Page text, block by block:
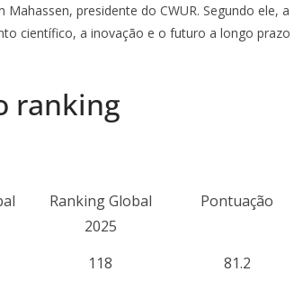
Mahassen, presidente do CWUR. Segundo ele, a
científico, a inovação e o futuro a longo prazo
ranking
Ranking Global
2025
Pontuação
118 81.2